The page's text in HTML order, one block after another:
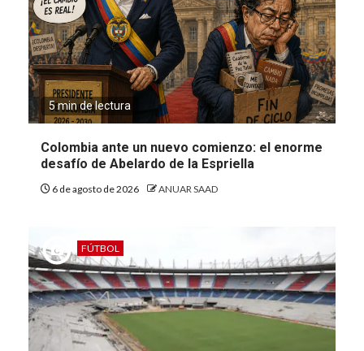
5 min de lectura
Colombia ante un nuevo comienzo: el enorme
desafío de Abelardo de la Espriella
6 de agosto de 2026 ANUAR SAAD
FÚTBOL